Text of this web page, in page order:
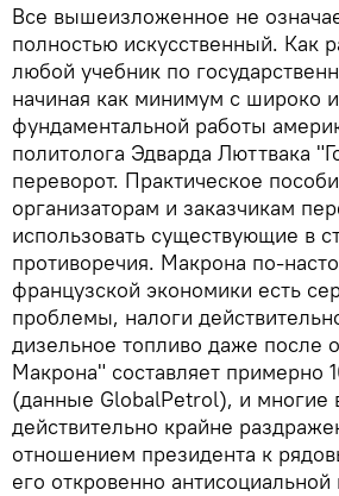
Все вышеизложенное не
полностью искусственный. Как
любой учебник по
начиная как минимум с широко
фундаментальной работы
политолога Эдварда Люттвака
переворот. Практическое
организаторам и заказчикам
использовать существующие в
противоречия. Макрона по-
французской экономики есть
проблемы, налоги
дизельное топливо даже после
Макрона" составляет примерно
(данные GlobalPetrol), и многие
действительно крайне
отношением президента к
его откровенно антисоциальной